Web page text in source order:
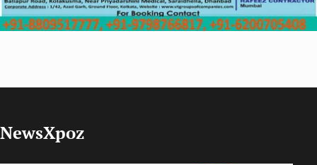
NewsXpoz